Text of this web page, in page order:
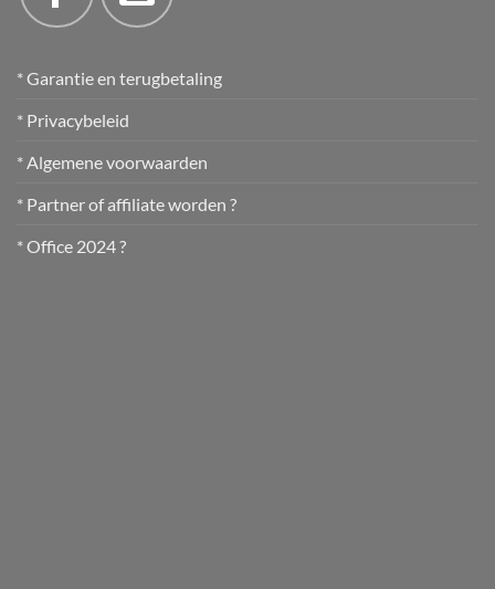
* Garantie en terugbetaling
* Privacybeleid
* Algemene voorwaarden
* Partner of affiliate worden ?
* Office 2024 ?